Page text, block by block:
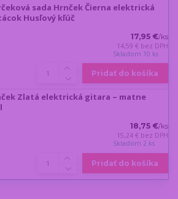
sada Hrnček Čierna elektrická
Husľový kľúč
17,95 €/ks
14,59 € bez DPH
Skladom 10 ks
Pridať do košíka
Zlatá elektrická gitara – matne
18,75 €/ks
15,24 € bez DPH
Skladom 2 ks
Pridať do košíka